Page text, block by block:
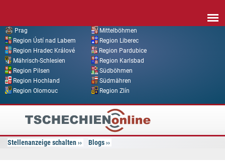
Prag
Mittelböhmen
Region Ústí nad Labem
Region Liberec
Region Hradec Králové
Region Pardubice
Mährisch-Schlesien
Region Karlsbad
Region Pilsen
Südböhmen
Region Hochland
Südmähren
Region Olomouc
Region Zlín
Tschechien
Online
Stellenanzeige schalten Blogs